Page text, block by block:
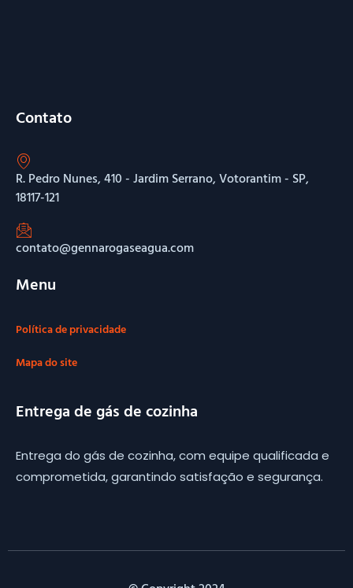
Contato
R. Pedro Nunes, 410 - Jardim Serrano, Votorantim - SP,
18117-121
contato@gennarogaseagua.com
Menu
Política de privacidade
Mapa do site
Entrega de gás de cozinha
Entrega do gás de cozinha, com equipe qualificada e
comprometida, garantindo satisfação e segurança.